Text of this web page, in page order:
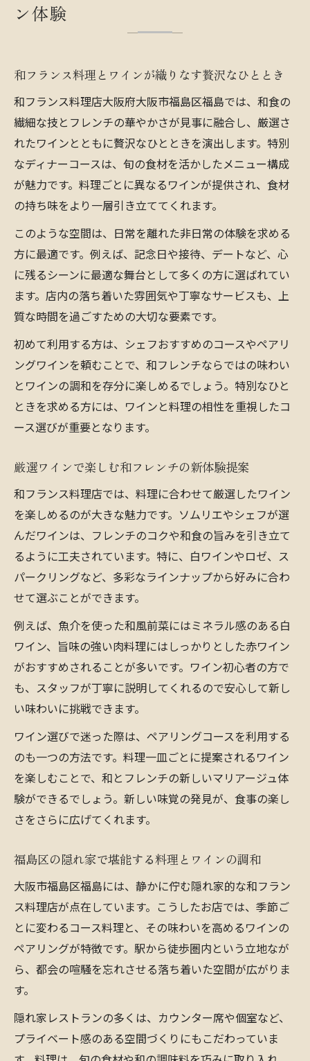
合
福島フレンチで味わう極上ワインの魅力発
非日常感が溢れる心躍るディナー時間
隠れ家和フレンチで体感する非日常ディナ
ー
ワインと共に過ごす特別なディナー演出方
法
落ち着いた空間で楽しむ和フランス料理の
夜
福島区のフレンチで心満たす贅沢な時間の
秘密
ワインが彩る特別な夜の過ごし方を徹底解
説
ワインと相性抜群の和フレンチコース案内
和フランス料理のコースに合うワインを厳
選
料理とワインの相性を楽しむおすすめコー
ス
福島フレンチで堪能する旬食材とワインの
紹介
和とフレンチの融合が光るペアリング体験
福島区で味わう上質な和フレンチの魅力
福島区の和フレンチ店で味わう上質なワイ
ン
味わい
ランチやディナーで楽しむ和フランス料理
の真髄
隠れ家フレンチで体験するワインとの絶妙
上質空間で堪能する和フレンチとワインの
融合
ペアリングで広がる新しい美食の世界とは
ワインと和フレンチのペアリング術を徹底
美食体験を高めるワインの選び方と楽しみ
方
和フレンチの新境地を拓くペアリングの魅
力
ワインが広げる和フランス料理の新しい味
覚
心を満たす料理とワイン選びのポイント
料理に合うワインを選ぶポイントを伝授
ン体験
和フランス料理とワインが織りなす贅沢なひととき
和フランス料理店大阪府大阪市福島区福島では、和食の
繊細な技とフレンチの華やかさが見事に融合し、厳選さ
れたワインとともに贅沢なひとときを演出します。特別
なディナーコースは、旬の食材を活かしたメニュー構成
が魅力です。料理ごとに異なるワインが提供され、食材
の持ち味をより一層引き立ててくれます。
このような空間は、日常を離れた非日常の体験を求める
方に最適です。例えば、記念日や接待、デートなど、心
に残るシーンに最適な舞台として多くの方に選ばれてい
ます。店内の落ち着いた雰囲気や丁寧なサービスも、上
質な時間を過ごすための大切な要素です。
初めて利用する方は、シェフおすすめのコースやペアリ
ングワインを頼むことで、和フレンチならではの味わい
とワインの調和を存分に楽しめるでしょう。特別なひと
ときを求める方には、ワインと料理の相性を重視したコ
ース選びが重要となります。
厳選ワインで楽しむ和フレンチの新体験提案
和フランス料理店では、料理に合わせて厳選したワイン
を楽しめるのが大きな魅力です。ソムリエやシェフが選
んだワインは、フレンチのコクや和食の旨みを引き立て
るように工夫されています。特に、白ワインやロゼ、ス
パークリングなど、多彩なラインナップから好みに合わ
せて選ぶことができます。
例えば、魚介を使った和風前菜にはミネラル感のある白
ワイン、旨味の強い肉料理にはしっかりとした赤ワイン
がおすすめされることが多いです。ワイン初心者の方で
も、スタッフが丁寧に説明してくれるので安心して新し
い味わいに挑戦できます。
ワイン選びで迷った際は、ペアリングコースを利用する
のも一つの方法です。料理一皿ごとに提案されるワイン
を楽しむことで、和とフレンチの新しいマリアージュ体
験ができるでしょう。新しい味覚の発見が、食事の楽し
さをさらに広げてくれます。
福島区の隠れ家で堪能する料理とワインの調和
大阪市福島区福島には、静かに佇む隠れ家的な和フラン
ス料理店が点在しています。こうしたお店では、季節ご
とに変わるコース料理と、その味わいを高めるワインの
ペアリングが特徴です。駅から徒歩圏内という立地なが
ら、都会の喧騒を忘れさせる落ち着いた空間が広がりま
す。
隠れ家レストランの多くは、カウンター席や個室など、
プライベート感のある空間づくりにもこだわっていま